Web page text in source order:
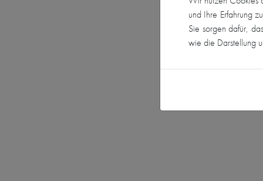
und Ihre Erfahrung
Sie sorgen dafür,
wie die Darstellung